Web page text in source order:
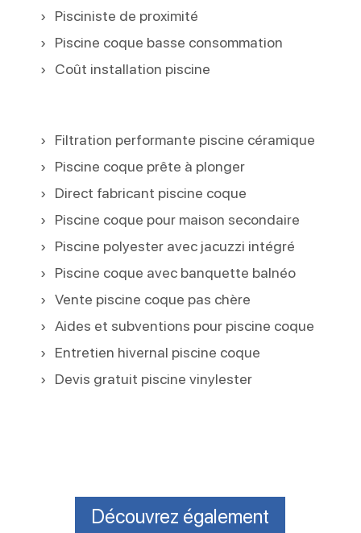
Pisciniste de proximité
Piscine coque basse consommation
Coût installation piscine
Filtration performante piscine céramique
Piscine coque prête à plonger
Direct fabricant piscine coque
Piscine coque pour maison secondaire
Piscine polyester avec jacuzzi intégré
Piscine coque avec banquette balnéo
Vente piscine coque pas chère
Aides et subventions pour piscine coque
Entretien hivernal piscine coque
Devis gratuit piscine vinylester
Découvrez également